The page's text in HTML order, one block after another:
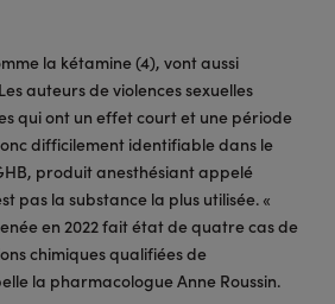
la kétamine (4), vont aussi
auteurs de violences sexuelles
qui ont un effet court et une période
difficilement identifiable dans le
produit anesthésiant appelé
pas la substance la plus utilisée. «
en 2022 fait état de quatre cas de
chimiques qualifiées de
la pharmacologue Anne Roussin.